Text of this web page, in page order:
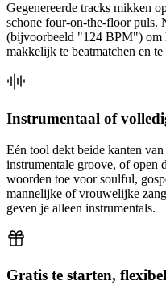
Gegenereerde tracks mikken
schone four-on-the-floor puls.
(bijvoorbeeld "124 BPM") om
makkelijk te beatmatchen en
Instrumentaal of
Eén tool dekt beide kanten
instrumentale groove, of open
woorden toe voor soulful,
mannelijke of vrouwelijke
geven je alleen instrumentals.
Gratis te starten,